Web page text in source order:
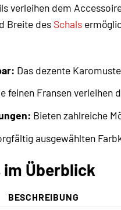
verleihen dem
Breite des Schals
Das dezente
feinen Fransen verleihen
Bieten zahlreiche
ausgewählten
Überblick
BESCHREIBUNG